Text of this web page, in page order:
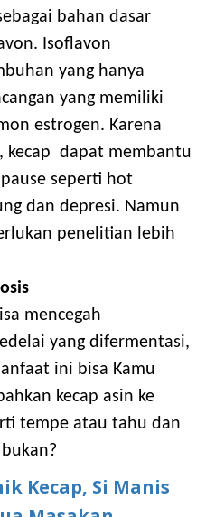
bahan dasar
Isoflavon
yang hanya
yang memiliki
estrogen. Karena
kecap dapat membantu
seperti hot
dan depresi. Namun
penelitian lebih
mencegah
yang difermentasi,
ini bisa Kamu
kecap asin ke
tempe atau tahu dan
Kecap, Si Manis